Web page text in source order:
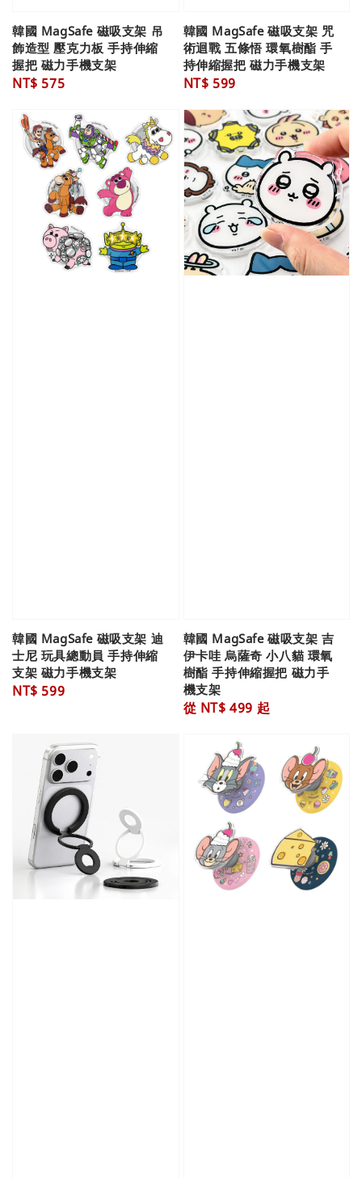
韓國 MagSafe 磁吸支架 吊
飾造型 壓克力板 手持伸縮
握把 磁力手機支架
Regular
NT$ 575
韓國 MagSafe 磁吸支架 咒
術迴戰 五條悟 環氧樹酯 手
持伸縮握把 磁力手機支架
Regular
NT$ 599
韓國 MagSafe 磁吸支架 迪
士尼 玩具總動員 手持伸縮
支架 磁力手機支架
Regular
NT$ 599
韓國 MagSafe 磁吸支架 吉
伊卡哇 烏薩奇 小八貓 環氧
樹酯 手持伸縮握把 磁力手
機支架
Regular
從 NT$ 499 起